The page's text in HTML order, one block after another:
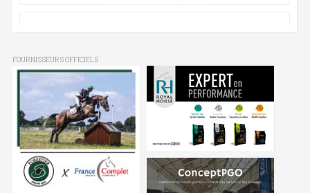
FOURNISSEURS OFFICIELS